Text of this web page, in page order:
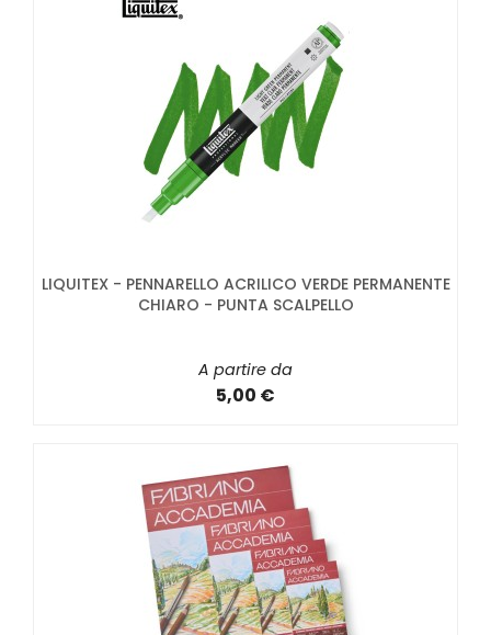
LIQUITEX - PENNARELLO ACRILICO VERDE PERMANENTE
CHIARO - PUNTA SCALPELLO
A partire da
5,00 €